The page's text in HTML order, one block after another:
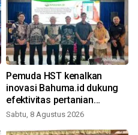
Pemuda HST kenalkan
inovasi Bahuma.id dukung
efektivitas pertanian
berkelanjutan
Sabtu, 8 Agustus 2026